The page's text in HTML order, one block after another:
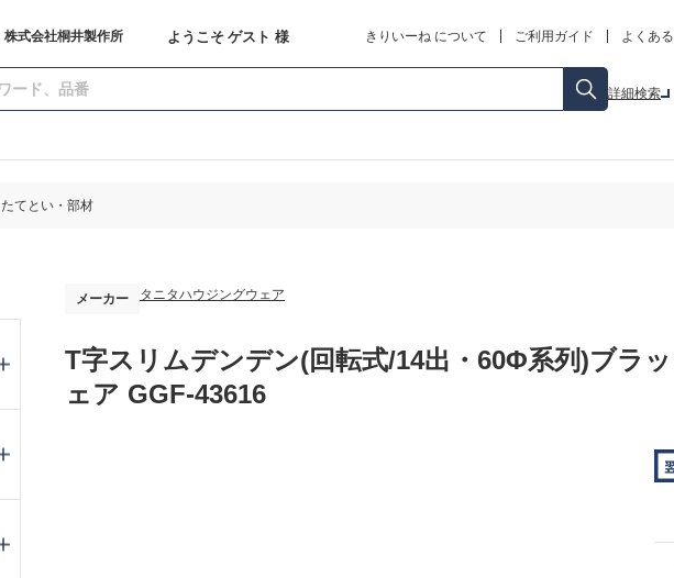
株式会社桐井製作所 ようこそ ゲスト 様 きりいーね について ご利用ガイド よくあ
詳細検索
たてとい・部材
メーカー タニタハウジングウェア
T字スリムデンデン(回転式/14出・60Φ系列)ブラ
ェア GGF-43616